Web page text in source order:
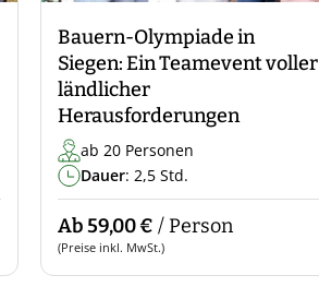
Bauern-Olympiade in
Siegen: Ein Teamevent voller
ländlicher
Herausforderungen
ab 20 Personen
Dauer: 2,5 Std.
Ab 59,00 € / Person
(Preise inkl. MwSt.)